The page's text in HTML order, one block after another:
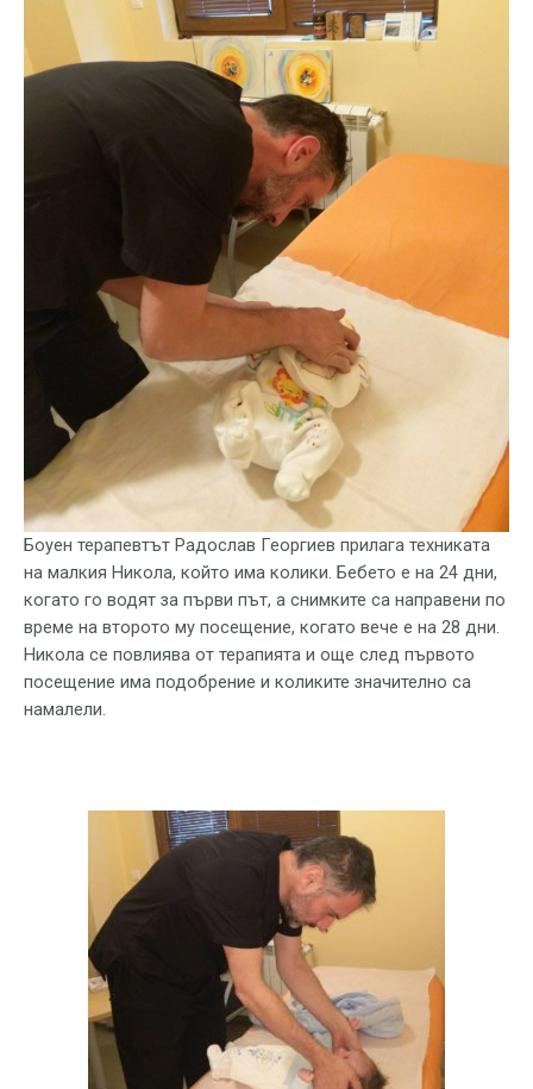
Боуен терапевтът Радослав Георгиев прилага техниката
на малкия Никола, който има колики. Бебето е на 24 дни,
когато го водят за първи път, а снимките са направени по
време на второто му посещение, когато вече е на 28 дни.
Никола се повлиява от терапията и още след първото
посещение има подобрение и коликите значително са
намалели.